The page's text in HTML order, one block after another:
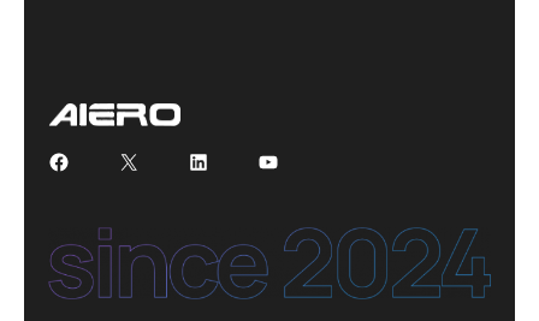
Facebook
X LinkedInYouTube